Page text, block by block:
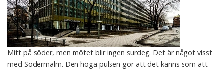
Mitt på söder, men mötet blir ingen surdeg. Det är något visst
med Södermalm. Den höga pulsen gör att det känns som att